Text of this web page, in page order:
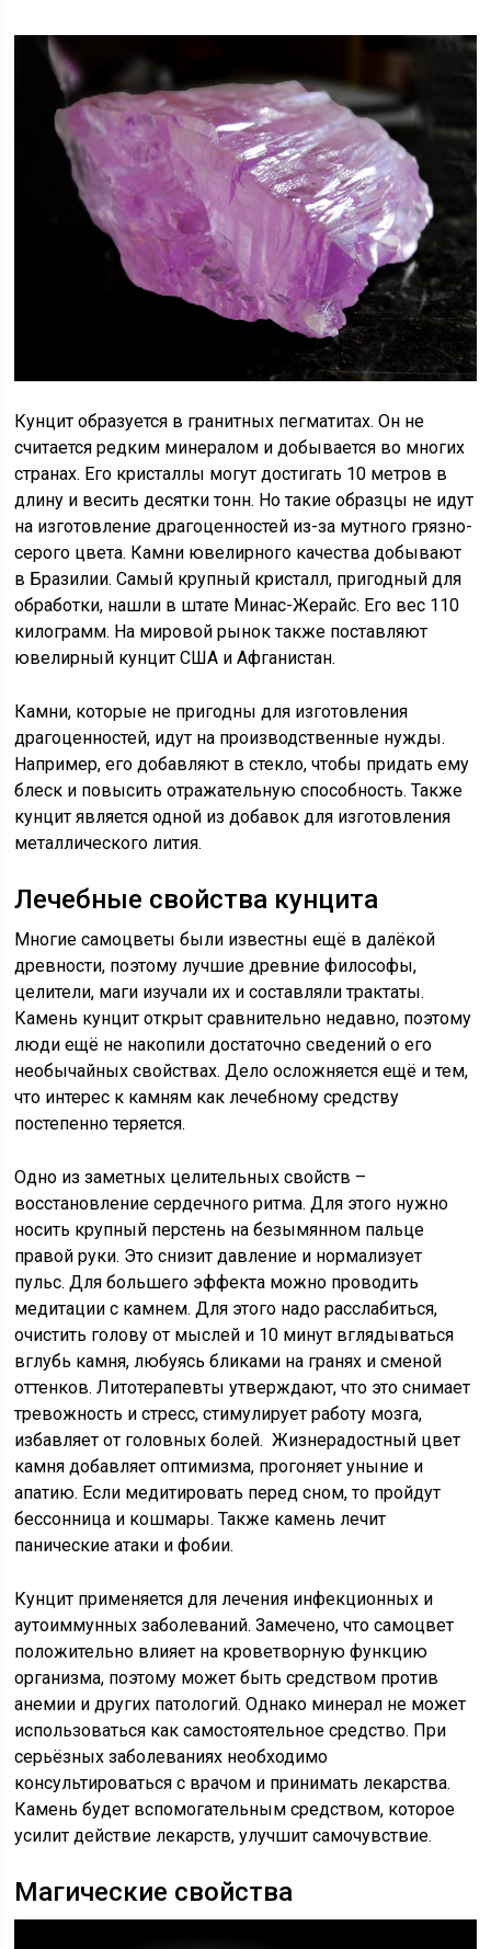
Кунцит образуется в гранитных пегматитах. Он не
считается редким минералом и добывается во многих
странах. Его кристаллы могут достигать 10 метров в
длину и весить десятки тонн. Но такие образцы не идут
на изготовление драгоценностей из-за мутного грязно-
серого цвета. Камни ювелирного качества добывают
в Бразилии. Самый крупный кристалл, пригодный для
обработки, нашли в штате Минас-Жерайс. Его вес 110
килограмм. На мировой рынок также поставляют
ювелирный кунцит США и Афганистан.
Камни, которые не пригодны для изготовления
драгоценностей, идут на производственные нужды.
Например, его добавляют в стекло, чтобы придать ему
блеск и повысить отражательную способность. Также
кунцит является одной из добавок для изготовления
металлического лития.
Лечебные свойства кунцита
Многие самоцветы были известны ещё в далёкой
древности, поэтому лучшие древние философы,
целители, маги изучали их и составляли трактаты.
Камень кунцит открыт сравнительно недавно, поэтому
люди ещё не накопили достаточно сведений о его
необычайных свойствах. Дело осложняется ещё и тем,
что интерес к камням как лечебному средству
постепенно теряется.
Одно из заметных целительных свойств –
восстановление сердечного ритма. Для этого нужно
носить крупный перстень на безымянном пальце
правой руки. Это снизит давление и нормализует
пульс. Для большего эффекта можно проводить
медитации с камнем. Для этого надо расслабиться,
очистить голову от мыслей и 10 минут вглядываться
вглубь камня, любуясь бликами на гранях и сменой
оттенков. Литотерапевты утверждают, что это снимает
тревожность и стресс, стимулирует работу мозга,
избавляет от головных болей. Жизнерадостный цвет
камня добавляет оптимизма, прогоняет уныние и
апатию. Если медитировать перед сном, то пройдут
бессонница и кошмары. Также камень лечит
панические атаки и фобии.
Кунцит применяется для лечения инфекционных и
аутоиммунных заболеваний. Замечено, что самоцвет
положительно влияет на кроветворную функцию
организма, поэтому может быть средством против
анемии и других патологий. Однако минерал не может
использоваться как самостоятельное средство. При
серьёзных заболеваниях необходимо
консультироваться с врачом и принимать лекарства.
Камень будет вспомогательным средством, которое
усилит действие лекарств, улучшит самочувствие.
Магические свойства